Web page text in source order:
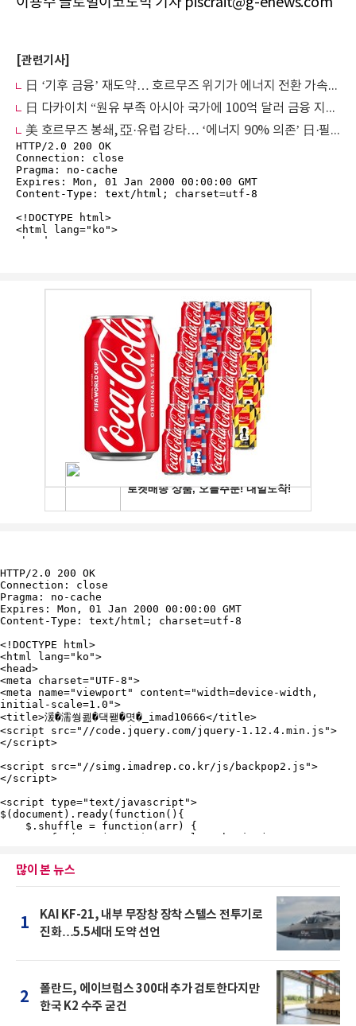
[관련기사]
日 ‘기후 금융’ 재도약… 호르무즈 위기가 에너지 전환 가속페달 밟았다
日 다카이치 “원유 부족 아시아 국가에 100억 달러 금융 지원"
美 호르무즈 봉쇄, 亞·유럽 강타… ‘에너지 90% 의존’ 日·필리핀 가장 취약
많이 본 뉴스
1
KAI KF-21, 내부 무장창 장착 스텔스 전투기로
진화…5.5세대 도약 선언
2
폴란드, 에이브럼스 300대 추가 검토한다지만
한국 K2 수주 굳건